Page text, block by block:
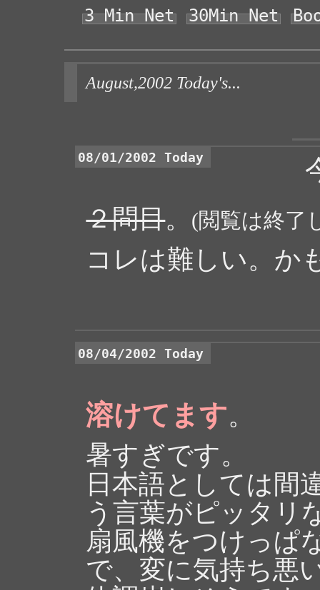
3 Min Net 30Min Net
August,2002 Today's...
08/01/2002 Today
２問目。 (閲覧は終了
コレは難しい。か
08/04/2002 Today
溶けてます。
暑すぎです。
日本語としては間
う言葉がピッタリ
扇風機をつけっぱ
で、変に気持ち悪